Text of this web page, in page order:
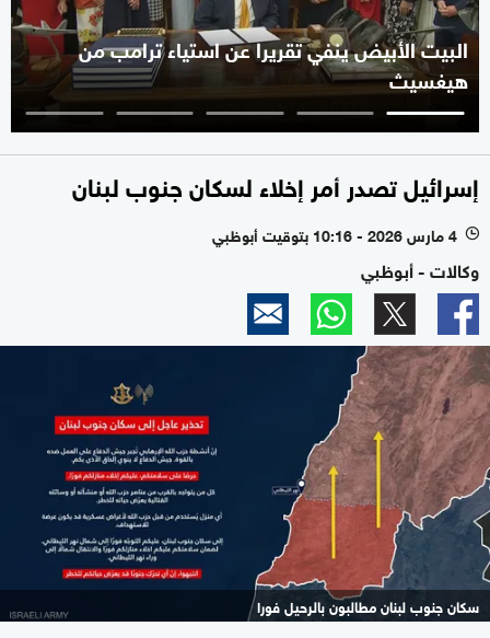
البيت الأبيض ينفي تقريرا عن استياء ترامب من
هيغسيث
إسرائيل تصدر أمر إخلاء لسكان جنوب لبنان
l 4 مارس 2026 - 10:16 بتوقيت أبوظبي
وكالات - أبوظبي
سكان جنوب لبنان مطالبون بالرحيل فورا